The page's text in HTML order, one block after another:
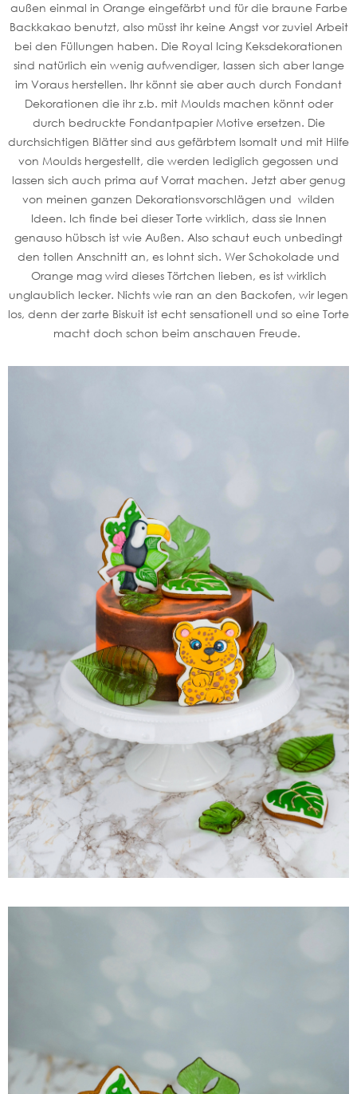
außen einmal in Orange eingefärbt und für die braune Farbe
Backkakao benutzt, also müsst ihr keine Angst vor zuviel Arbeit
bei den Füllungen haben. Die Royal Icing Keksdekorationen
sind natürlich ein wenig aufwendiger, lassen sich aber lange
im Voraus herstellen. Ihr könnt sie aber auch durch Fondant
Dekorationen die ihr z.b. mit Moulds machen könnt oder
durch bedruckte Fondantpapier Motive ersetzen. Die
durchsichtigen Blätter sind aus gefärbtem Isomalt und mit Hilfe
von Moulds hergestellt, die werden lediglich gegossen und
lassen sich auch prima auf Vorrat machen. Jetzt aber genug
von meinen ganzen Dekorationsvorschlägen und wilden
Ideen. Ich finde bei dieser Torte wirklich, dass sie Innen
genauso hübsch ist wie Außen. Also schaut euch unbedingt
den tollen Anschnitt an, es lohnt sich. Wer Schokolade und
Orange mag wird dieses Törtchen lieben, es ist wirklich
unglaublich lecker. Nichts wie ran an den Backofen, wir legen
los, denn der zarte Biskuit ist echt sensationell und so eine Torte
macht doch schon beim anschauen Freude.